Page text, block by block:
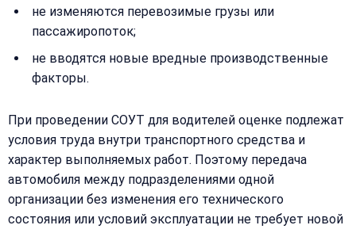
не изменяются перевозимые грузы или
пассажиропоток;
не вводятся новые вредные производственные
факторы.
При проведении СОУТ для водителей оценке подлежат
условия труда внутри транспортного средства и
характер выполняемых работ. Поэтому передача
автомобиля между подразделениями одной
организации без изменения его технического
состояния или условий эксплуатации не требует новой
Сообщение:
обработку
персональных
данных
Имя:
Телефон:
+
Добавить
комментарий
Согласен на
персональных
данных